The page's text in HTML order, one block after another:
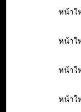
หน้าใ
หน้าใ
หน้าใ
หน้าใ